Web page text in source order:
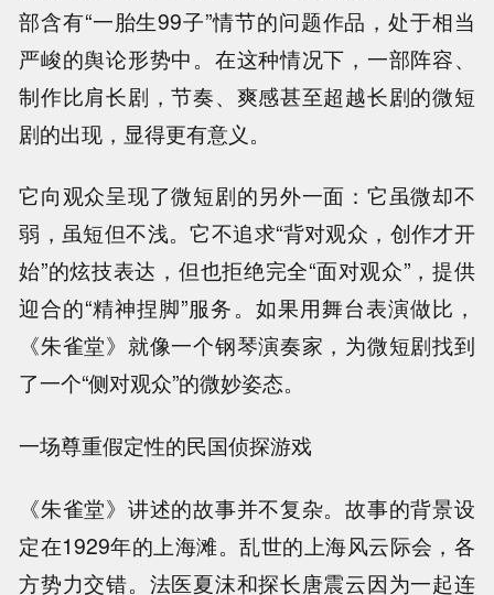
部含有“一胎生99子”情节的问题作品，处于相当
严峻的舆论形势中。在这种情况下，一部阵容、
制作比肩长剧，节奏、爽感甚至超越长剧的微短
剧的出现，显得更有意义。
它向观众呈现了微短剧的另外一面：它虽微却不
弱，虽短但不浅。它不追求“背对观众，创作才开
始”的炫技表达，但也拒绝完全“面对观众”，提供
迎合的“精神捏脚”服务。如果用舞台表演做比，
《朱雀堂》就像一个钢琴演奏家，为微短剧找到
了一个“侧对观众”的微妙姿态。
一场尊重假定性的民国侦探游戏
《朱雀堂》讲述的故事并不复杂。故事的背景设
定在1929年的上海滩。乱世的上海风云际会，各
方势力交错。法医夏沫和探长唐震云因为一起连